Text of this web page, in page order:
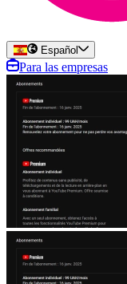
Español
Para las empresas